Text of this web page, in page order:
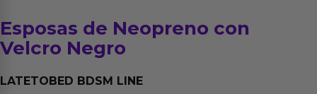
Esposas de Neopreno con
Velcro Negro
LATETOBED BDSM LINE